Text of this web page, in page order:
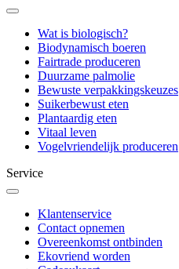
Wat is biologisch?
Biodynamisch boeren
Fairtrade produceren
Duurzame palmolie
Bewuste verpakkingskeuzes
Suikerbewust eten
Plantaardig eten
Vitaal leven
Vogelvriendelijk produceren
Service
Klantenservice
Contact opnemen
Overeenkomst ontbinden
Ekovriend worden